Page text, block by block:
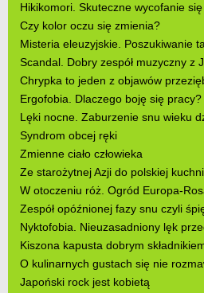
Hikikomori. Skuteczne wycofanie
Czy kolor oczu się zmienia?
Misteria eleuzyjskie. Poszukiwanie
Scandal. Dobry zespół muzyczny z
Chrypka to jeden z objawów
Ergofobia. Dlaczego boję się pracy?
Lęki nocne. Zaburzenie snu wieku
Syndrom obcej ręki
Zmienne ciało człowieka
Ze starożytnej Azji do polskiej
W otoczeniu róż. Ogród Europa-
Zespół opóźnionej fazy snu czyli
Nyktofobia. Nieuzasadniony lęk
Kiszona kapusta dobrym
O kulinarnych gustach się nie
Japoński rock jest kobietą